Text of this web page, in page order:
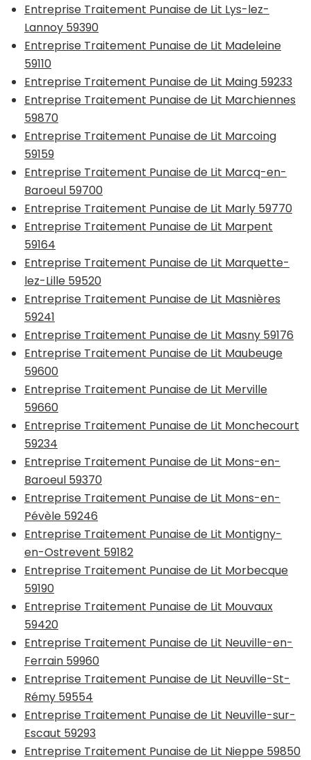
Entreprise Traitement Punaise de Lit Lys-lez-
Lannoy 59390
Entreprise Traitement Punaise de Lit Madeleine
59110
Entreprise Traitement Punaise de Lit Maing 59233
Entreprise Traitement Punaise de Lit Marchiennes
59870
Entreprise Traitement Punaise de Lit Marcoing
59159
Entreprise Traitement Punaise de Lit Marcq-en-
Baroeul 59700
Entreprise Traitement Punaise de Lit Marly 59770
Entreprise Traitement Punaise de Lit Marpent
59164
Entreprise Traitement Punaise de Lit Marquette-
lez-Lille 59520
Entreprise Traitement Punaise de Lit Masnières
59241
Entreprise Traitement Punaise de Lit Masny 59176
Entreprise Traitement Punaise de Lit Maubeuge
59600
Entreprise Traitement Punaise de Lit Merville
59660
Entreprise Traitement Punaise de Lit Monchecourt
59234
Entreprise Traitement Punaise de Lit Mons-en-
Baroeul 59370
Entreprise Traitement Punaise de Lit Mons-en-
Pévèle 59246
Entreprise Traitement Punaise de Lit Montigny-
en-Ostrevent 59182
Entreprise Traitement Punaise de Lit Morbecque
59190
Entreprise Traitement Punaise de Lit Mouvaux
59420
Entreprise Traitement Punaise de Lit Neuville-en-
Ferrain 59960
Entreprise Traitement Punaise de Lit Neuville-St-
Rémy 59554
Entreprise Traitement Punaise de Lit Neuville-sur-
Escaut 59293
Entreprise Traitement Punaise de Lit Nieppe 59850